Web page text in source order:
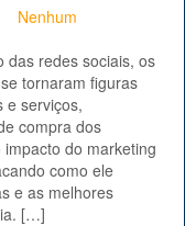
Nenhum
das redes sociais, os
tornaram figuras
e serviços,
compra dos
do marketing
como ele
e as melhores
[…]